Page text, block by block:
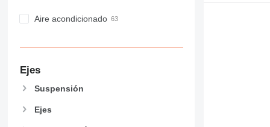
Aire acondicionado
Ejes
Suspensión
Ejes